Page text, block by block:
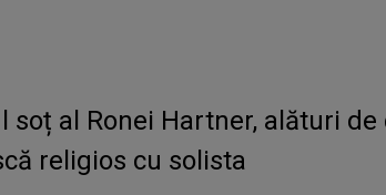
soț al Ronei Hartner, alături
religios cu solista